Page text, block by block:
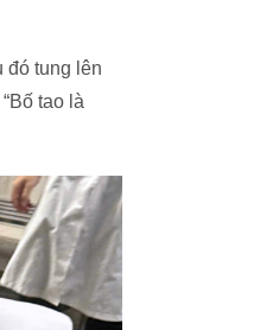
đó tung lên
tao là